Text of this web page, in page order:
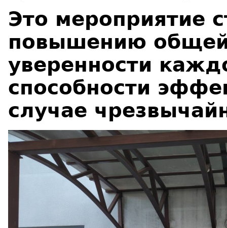
Это мероприятие
повышению общей
уверенности
способности
случае